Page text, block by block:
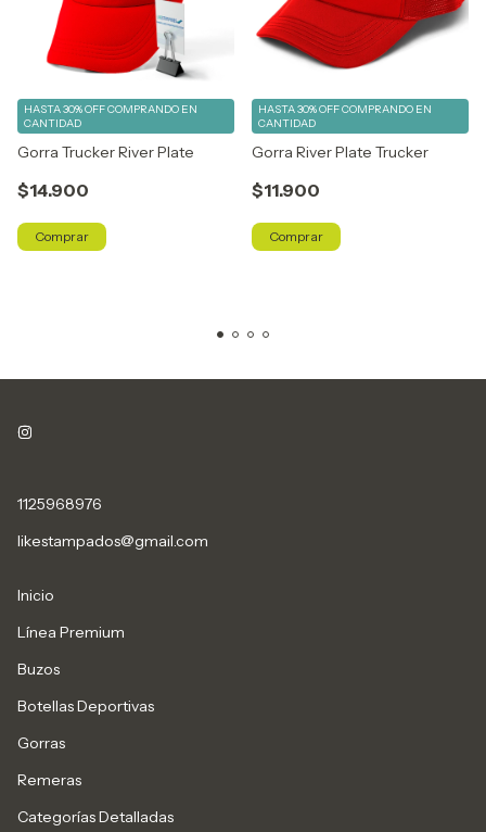
Gorra Trucker River Plate
$14.900
HASTA 30% OFFCOMPRANDO EN
CANTIDAD
Comprar
Gorra River Plate Trucker
$11.900
HASTA 30% OFFCOMPRANDO EN
CANTIDAD
Comprar
1125968976
likestampados@gmail.com
Inicio
Línea Premium
Buzos
Botellas Deportivas
Gorras
Remeras
Categorías Detalladas